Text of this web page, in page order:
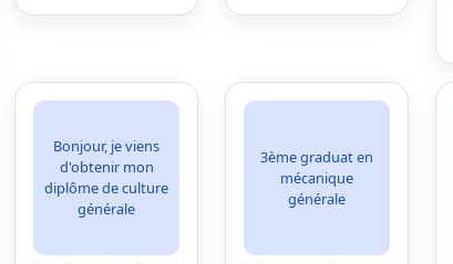
Bonjour, je viens
d'obtenir mon
diplôme de culture
générale
3ème graduat en
mécanique
générale